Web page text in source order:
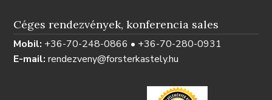
Céges rendezvények, konferencia sales
Mobil: +36-70-248-0866 • +36-70-280-0931
E-mail:rendezveny@forsterkastely.hu